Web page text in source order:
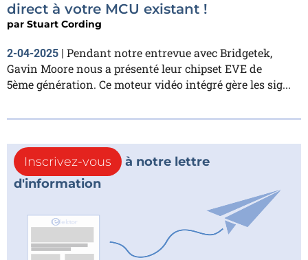
direct à votre MCU existant !
par Stuart Cording
2-04-2025 | Pendant notre entrevue avec Bridgetek,
Gavin Moore nous a présenté leur chipset EVE de
5ème génération. Ce moteur vidéo intégré gère les sig...
Inscrivez-vous
à notre lettre
d'information